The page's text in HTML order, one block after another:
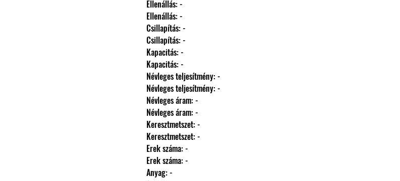
                Ellenállás: -
                Ellenállás: -
                Csillapítás: -
                Csillapítás: -
                Kapacitás: -
                Kapacitás: -
                Névleges teljesítmény: -
                Névleges teljesítmény: -
                Névleges áram: -
                Névleges áram: -
                Keresztmetszet: -
                Keresztmetszet: -
                Erek száma: -
                Erek száma: -
                Anyag: -